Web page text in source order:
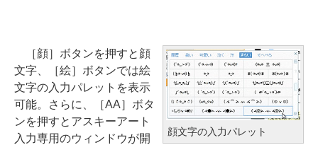
顔文字の入力パレット
［顔］ボタンを押すと顔
文字、［絵］ボタンでは絵
文字の入力パレットを表示
可能。さらに、［AA］ボタ
ンを押すとアスキーアート
入力専用のウィンドウが開